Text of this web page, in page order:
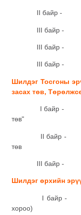
II байр - Хан-
III байр -
III байр -
III байр -
Шилдэг Тосгоны
засах төв,
I байр -
төв"
II байр -
төв
III байр -
Шилдэг өрхийн
I байр - ХУД
хороо)